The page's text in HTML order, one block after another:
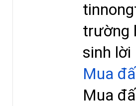
trường
sinh lời
Mua
Mua